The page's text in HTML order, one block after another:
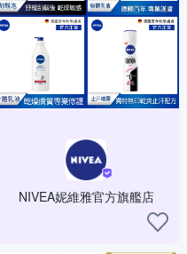
NIVEA妮維雅官方旗艦店